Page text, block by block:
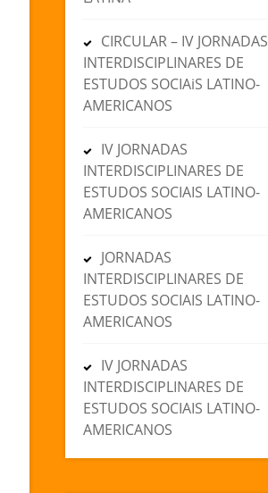
CIRCULAR – IV JORNADAS
INTERDISCIPLINARES DE
ESTUDOS SOCIAiS LATINO-
AMERICANOS
IV JORNADAS
INTERDISCIPLINARES DE
ESTUDOS SOCIAIS LATINO-
AMERICANOS
JORNADAS
INTERDISCIPLINARES DE
ESTUDOS SOCIAIS LATINO-
AMERICANOS
IV JORNADAS
INTERDISCIPLINARES DE
ESTUDOS SOCIAIS LATINO-
AMERICANOS